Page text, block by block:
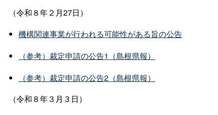
（令和８年２月27日）
機構関連事業が行われる可能性がある旨の公告
（参考）裁定申請の公告1（島根県報）
（参考）裁定申請の公告2（島根県報）
（令和８年３月３日）